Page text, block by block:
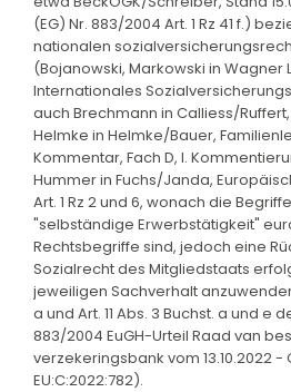
(EG) Nr. 883/2004 Art. 1 Rz 41 f.)
nationalen
(Bojanowski, Markowski in Wagner
Internationales
auch Brechmann in Calliess/Ruffert,
Helmke in Helmke/Bauer,
Kommentar, Fach D, I.
Hummer in Fuchs/Janda,
Art. 1 Rz 2 und 6, wonach die
"selbständige Erwerbstätigkeit"
Rechtsbegriffe sind, jedoch eine
Sozialrecht des Mitgliedstaats
jeweiligen Sachverhalt anzuwenden
a und Art. 11 Abs. 3 Buchst. a und e
883/2004 EuGH-Urteil Raad van
verzekeringsbank vom 13.10.2022 -
EU:C:2022:782).